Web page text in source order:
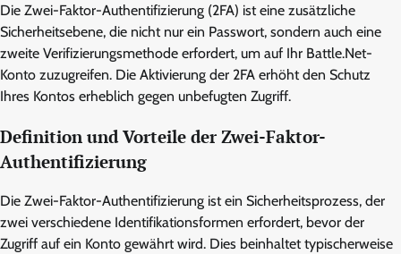
Die Zwei-Faktor-Authentifizierung (2FA) ist eine zusätzliche
Sicherheitsebene, die nicht nur ein Passwort, sondern auch eine
zweite Verifizierungsmethode erfordert, um auf Ihr Battle.Net-
Konto zuzugreifen. Die Aktivierung der 2FA erhöht den Schutz
Ihres Kontos erheblich gegen unbefugten Zugriff.
Definition und Vorteile der Zwei-Faktor-
Authentifizierung
Die Zwei-Faktor-Authentifizierung ist ein Sicherheitsprozess, der
zwei verschiedene Identifikationsformen erfordert, bevor der
Zugriff auf ein Konto gewährt wird. Dies beinhaltet typischerweise